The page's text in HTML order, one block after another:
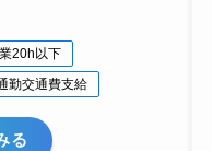
20h以下
勤交通費支給
る